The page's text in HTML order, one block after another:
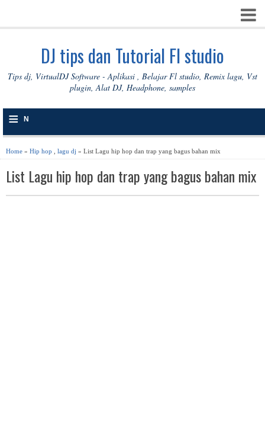
DJ tips dan Tutorial Fl studio
Tips dj, VirtualDJ Software - Aplikasi , Belajar Fl studio, Remix lagu, Vst
plugin, Alat DJ, Headphone, samples
≡ N
V
Home » Hip hop lagu dj » List Lagu hip hop dan trap yang bagus bahan mix
List Lagu hip hop dan trap yang bagus bahan mix